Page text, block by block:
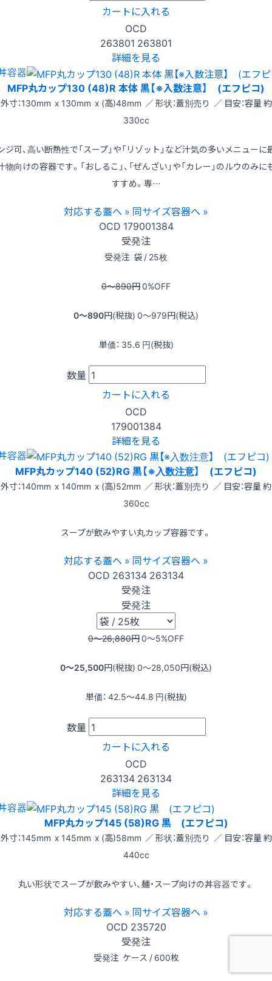
カートに入れる
OCD
263801 263801
詳細を見る
容器
MFP丸カップ130 (48)R 本体 黒【※入数注意】 (エフピコ)
外寸：130mm x 130mm x (高)48mm ／ 形状：蓋別売り ／ 目安：容量 約
330cc
ジ可、高い断熱性で「スープ」や「リゾット」など汁気の多いメニューに
物向けの容器です。「おしるこ」、「ぜんざい」や「カレー」のルウのみに
すすめ。専…
対応する蓋へ » 同サイズ容器へ »
OCD 179001384
受発注
受発注 袋 / 25枚
0〜890円0%OFF
0〜890円(税抜) 0〜979円(税込)
単価： 35.6 円(税抜)
数量
カートに入れる
OCD
179001384
詳細を見る
容器
MFP丸カップ140 (52)RG 黒【※入数注意】 (エフピコ)
外寸：140mm x 140mm x (高)52mm ／ 形状：蓋別売り ／ 目安：容量 約
360cc
スープが飲みやすい丸カップ容器です。
対応する蓋へ » 同サイズ容器へ »
OCD 263134 263134
受発注
受発注
0〜26,880円0〜5%OFF
0〜25,500円(税抜) 0〜28,050円(税込)
単価： 42.5〜44.8 円(税抜)
数量
カートに入れる
OCD
263134 263134
詳細を見る
容器
MFP丸カップ145 (58)RG 黒 (エフピコ)
外寸：145mm x 145mm x (高)58mm ／ 形状：蓋別売り ／ 目安：容量 約
440cc
丸い形状でスープが飲みやすい、麺・スープ向けの丼容器です。
対応する蓋へ » 同サイズ容器へ »
OCD 235720
受発注
受発注 ケース / 600枚